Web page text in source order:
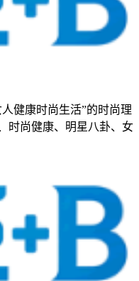
健康时尚生活”的时尚理
时尚健康、明星八卦、女